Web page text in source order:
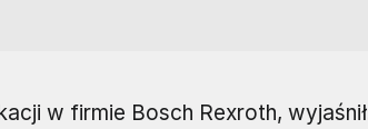
w firmie Bosch Rexroth,